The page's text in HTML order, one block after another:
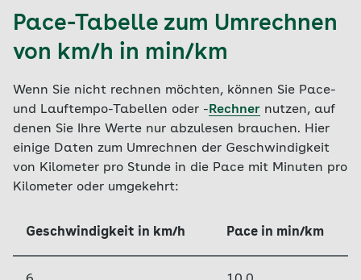
Pace-Tabelle zum Umrechnen
von km/h in min/km
Wenn Sie nicht rechnen möchten, können Sie Pace-
und Lauftempo-Tabellen oder - Rechner nutzen, auf
denen Sie Ihre Werte nur abzulesen brauchen. Hier
einige Daten zum Umrechnen der Geschwindigkeit
von Kilometer pro Stunde in die Pace mit Minuten pro
Kilometer oder umgekehrt:
Geschwindigkeit in km/h Pace in min/km